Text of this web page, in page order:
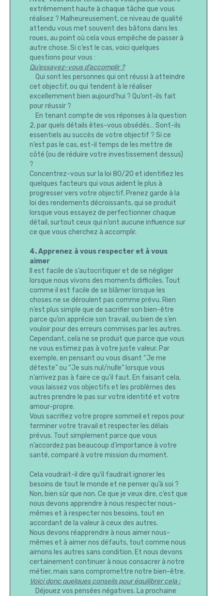
extrêmement haute à chaque tâche que vous
réalisez ? Malheureusement, ce niveau de qualité
attendu vous met souvent des bâtons dans les
roues, au point où cela vous empêche de passer à
autre chose. Si c’est le cas, voici quelques
questions pour vous :
Qu’essayez-vous d’accomplir ?
Qui sont les personnes qui ont réussi à atteindre
cet objectif, ou qui tendent à le réaliser
excellemment bien aujourd’hui ? Qu’ont-ils fait
pour réussir ?
En tenant compte de vos réponses à la question
2, par quels détails êtes-vous obsédés… Sont-ils
essentiels au succès de votre objectif ? Si ce
n’est pas le cas, est-il temps de les mettre de
côté (ou de réduire votre investissement dessus)
?
Concentrez-vous sur la loi 80/20 et identifiez les
quelques facteurs qui vous aident le plus à
progresser vers votre objectif. Prenez garde à la
loi des rendements décroissants, qui se produit
lorsque vous essayez de perfectionner chaque
détail, surtout ceux qui n’ont aucune influence sur
ce que vous cherchez à accomplir.
4. Apprenez à vous respecter et à vous
aimer
Il est facile de s’autocritiquer et de se négliger
lorsque nous vivons des moments difficiles. Tout
comme il est facile de se blâmer lorsque les
choses ne se déroulent pas comme prévu. Rien
n’est plus simple que de sacrifier son bien-être
parce qu’on apprécie son travail, ou bien de s’en
vouloir pour des erreurs commises par les autres.
Cependant, cela ne se produit que parce que vous
ne vous estimez pas à votre juste valeur. Par
exemple, en pensant ou vous disant “Je me
déteste” ou “Je suis nul/nulle” lorsque vous
n’arrivez pas à faire ce qu’il faut. En faisant cela,
vous laissez vos objectifs et les problèmes des
autres prendre le pas sur votre identité et votre
amour-propre.
Vous sacrifiez votre propre sommeil et repos pour
terminer votre travail et respecter les délais
prévus. Tout simplement parce que vous
n’accordez pas beaucoup d’importance à votre
santé, comparé à votre mission du moment.
Cela voudrait-il dire qu’il faudrait ignorer les
besoins de tout le monde et ne penser qu’à soi ?
Non, bien sûr que non. Ce que je veux dire, c’est que
nous devons apprendre à nous respecter nous-
mêmes et à respecter nos besoins, tout en
accordant de la valeur à ceux des autres.
Nous devons réapprendre à nous aimer nous-
mêmes et à aimer nos défauts, tout comme nous
aimons les autres sans condition. Et nous devons
certainement continuer à nous consacrer à notre
métier, mais sans compromettre notre bien-être.
Voici donc quelques conseils pour équilibrer cela :
Déjouez vos pensées négatives. La prochaine